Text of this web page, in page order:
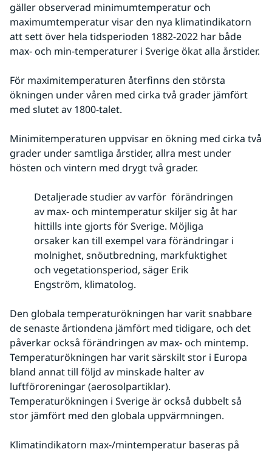
gäller observerad minimumtemperatur och
maximumtemperatur visar den nya klimatindikatorn
att sett över hela tidsperioden 1882-2022 har både
max- och min-temperaturer i Sverige ökat alla årstider.
För maximitemperaturen återfinns den största
ökningen under våren med cirka två grader jämfört
med slutet av 1800-talet.
Minimitemperaturen uppvisar en ökning med cirka två
grader under samtliga årstider, allra mest under
hösten och vintern med drygt två grader.
Detaljerade studier av varför förändringen
av max- och mintemperatur skiljer sig åt har
hittills inte gjorts för Sverige. Möjliga
orsaker kan till exempel vara förändringar i
molnighet, snöutbredning, markfuktighet
och vegetationsperiod, säger Erik
Engström, klimatolog.
Den globala temperaturökningen har varit snabbare
de senaste årtiondena jämfört med tidigare, och det
påverkar också förändringen av max- och mintemp.
Temperaturökningen har varit särskilt stor i Europa
bland annat till följd av minskade halter av
luftföroreningar (aerosolpartiklar).
Temperaturökningen i Sverige är också dubbelt så
stor jämfört med den globala uppvärmningen.
Klimatindikatorn max-/mintemperatur baseras på